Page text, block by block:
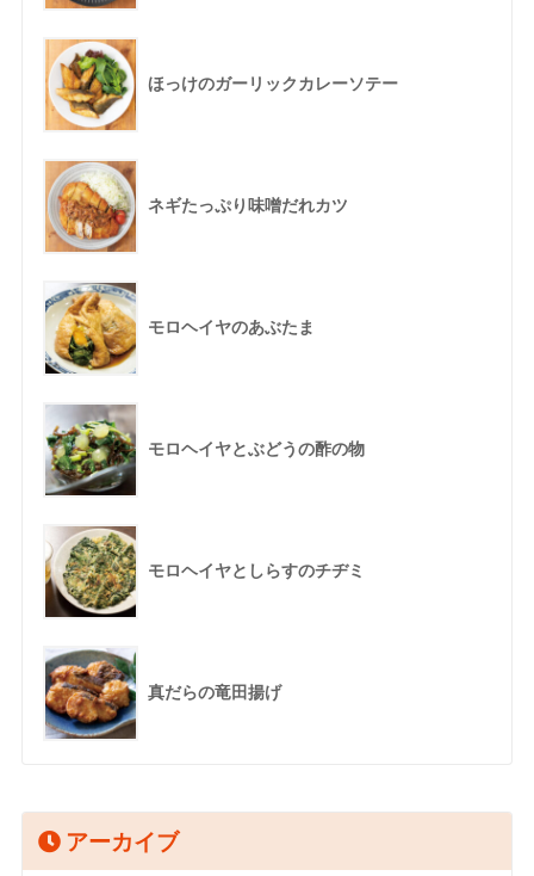
ほっけのガーリックカレーソテー
ネギたっぷり味噌だれカツ
モロヘイヤのあぶたま
モロヘイヤとぶどうの酢の物
モロヘイヤとしらすのチヂミ
真だらの竜田揚げ
アーカイブ